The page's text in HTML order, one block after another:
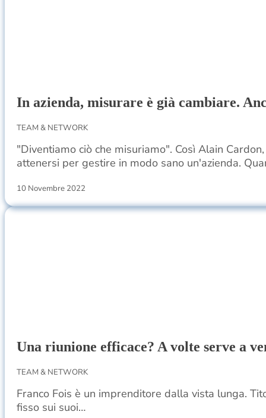
In azienda, misurare è già cambiare.
TEAM & NETWORK
"Diventiamo ciò che misuriamo". Così Alain
attenersi per gestire in modo sano un'azienda.
10 Novembre 2022
Una riunione efficace? A volte serve a
TEAM & NETWORK
Franco Fois è un imprenditore dalla vista lunga.
fisso sui suoi…